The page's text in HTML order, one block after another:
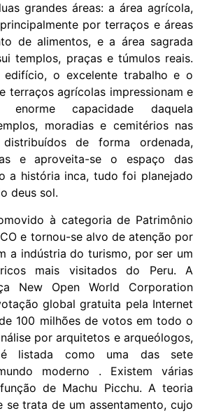
grandes áreas: a área agrícola,
por terraços e áreas
de alimentos, e a área sagrada
templos, praças e túmulos reais.
o excelente trabalho e o
terraços agrícolas impressionam e
enorme capacidade daquela
moradias e cemitérios nas
de forma ordenada,
e aproveita-se o espaço das
a história inca, tudo foi planejado
deus sol.
à categoria de Patrimônio
e tornou-se alvo de atenção por
a indústria do turismo, por ser um
mais visitados do Peru. A
New Open World Corporation
global gratuita pela Internet
100 milhões de votos em todo o
por arquitetos e arqueólogos,
é listada como uma das sete
moderno . Existem várias
de Machu Picchu. A teoria
se trata de um assentamento, cujo